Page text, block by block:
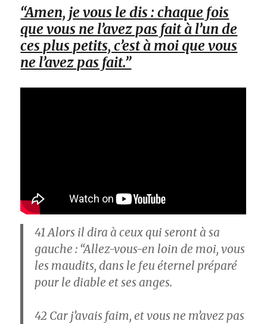
“Amen, je vous le dis : chaque fois
que vous ne l’avez pas fait à l’un de
ces plus petits, c’est à moi que vous
ne l’avez pas fait.”
41Alors il dira à ceux qui seront à sa
gauche : “Allez-vous-en loin de moi, vous
les maudits, dans le feu éternel préparé
pour le diable et ses anges.
42 Car j’avais faim, et vous ne m’avez pas